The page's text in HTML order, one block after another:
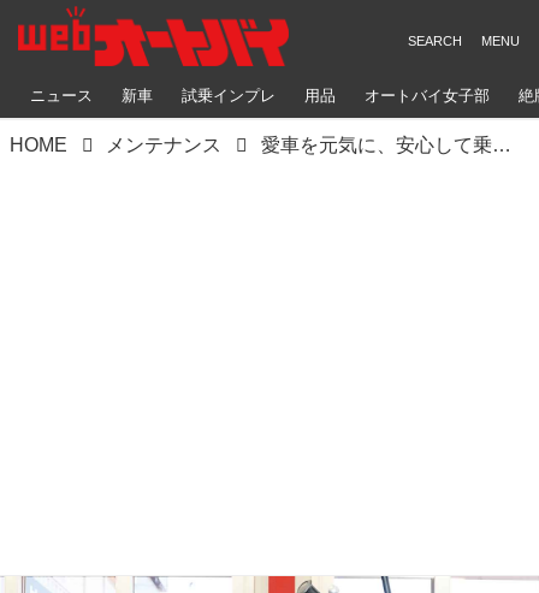
ニュース 新車 試乗インプレ 用品 オートバイ女子部 絶
HOME メンテナンス 愛車を元気に、安心して乗り続けるための「Honda Dreamの定期点検」